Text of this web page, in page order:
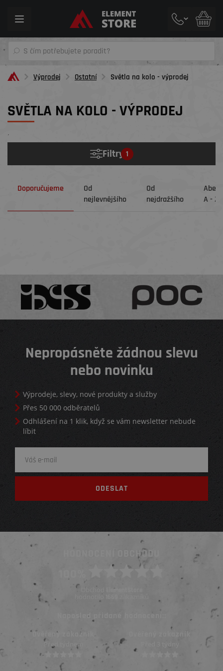
Toggle
Výprodej Ostatní Světla na kolo - výprodej
SVĚTLA NA KOLO - VÝPRODEJ
´
Filtry 1
Doporučujeme
Od
nejlevnějšího
Od
nejdražšího
A - Z
Nepropásněte žádnou slevu
nebo novinku
Výprodeje, slevy, nové produkty a služby
Přes 50 000 odběratelů
Odhlášení na 1 klik, když se vám newsletter nebude
líbit
HODNOCENÍ OBCHODU
Obchod ElementStore
hodnotilo
Naposled přidané hodnocení::
Ověřený zákazník
Před týdnem